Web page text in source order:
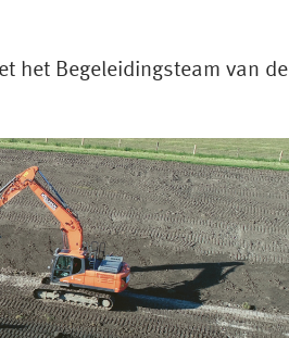
het Begeleidingsteam van de